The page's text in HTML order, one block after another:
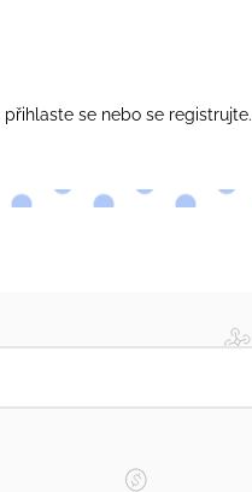
přihlaste se nebo se registrujte.